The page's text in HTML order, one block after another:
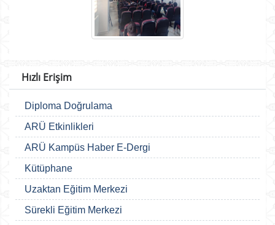
Hızlı Erişim
Diploma Doğrulama
ARÜ Etkinlikleri
ARÜ Kampüs Haber E-Dergi
Kütüphane
Uzaktan Eğitim Merkezi
Sürekli Eğitim Merkezi